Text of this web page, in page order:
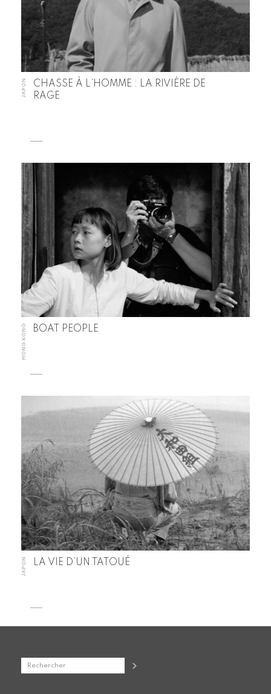
JAPON
CHASSE À L’HOMME : LA RIVIÈRE DE
RAGE
HONG KONG BOAT PEOPLE
JAPON LA VIE D’UN TATOUÉ